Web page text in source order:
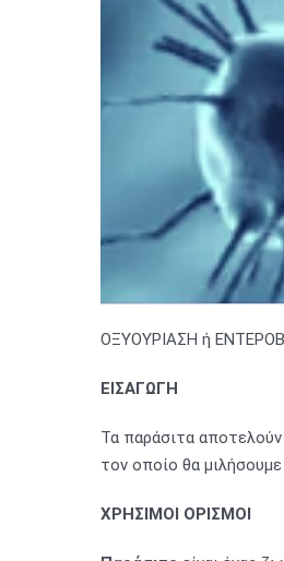
ΟΞΥΟΥΡΙΑΣΗ ή
ΕΙΣΑΓΩΓΗ
Τα παράσιτα
τον οποίο θα
ΧΡΗΣΙΜΟΙ ΟΡΙΣΜΟΙ